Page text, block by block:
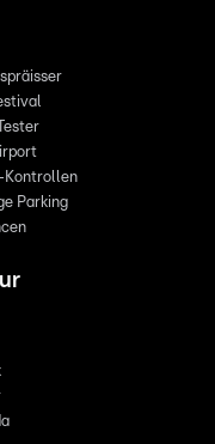
Kontrollen
Parking